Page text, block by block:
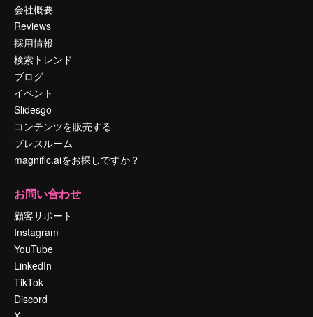
会社概要
Reviews
採用情報
検索トレンド
ブログ
イベント
Slidesgo
コンテンツを販売する
プレスルーム
magnific.aiをお探しですか？
お問い合わせ
顧客サポート
Instagram
YouTube
LinkedIn
TikTok
Discord